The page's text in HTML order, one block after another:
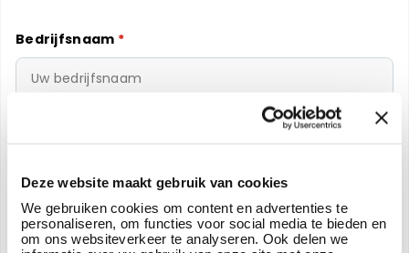
Deze website maakt gebruik van cookies
We gebruiken cookies om content en advertenties te
personaliseren, om functies voor social media te bieden en
om ons websiteverkeer te analyseren. Ook delen we
Bedrijfsnaam *